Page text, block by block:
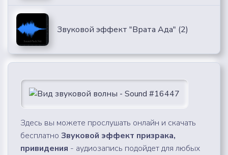
Звуковой эффект "Врата Ада" (2)
Здесь вы можете прослушать онлайн и скачать
бесплатно Звуковой эффект призрака,
привидения - аудиозапись подойдет для любых